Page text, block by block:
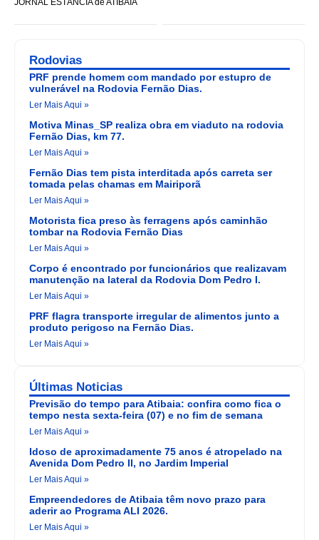
JORNAL ESTÂNCIA de ATIBAIA
Rodovias
PRF prende homem com mandado por estupro de
vulnerável na Rodovia Fernão Dias.
Ler Mais Aqui »
Motiva Minas_SP realiza obra em viaduto na rodovia
Fernão Dias, km 77.
Ler Mais Aqui »
Fernão Dias tem pista interditada após carreta ser
tomada pelas chamas em Mairiporã
Ler Mais Aqui »
Motorista fica preso às ferragens após caminhão
tombar na Rodovia Fernão Dias
Ler Mais Aqui »
Corpo é encontrado por funcionários que realizavam
manutenção na lateral da Rodovia Dom Pedro I.
Ler Mais Aqui »
PRF flagra transporte irregular de alimentos junto a
produto perigoso na Fernão Dias.
Ler Mais Aqui »
Últimas Noticias
Previsão do tempo para Atibaia: confira como fica o
tempo nesta sexta-feira (07) e no fim de semana
Ler Mais Aqui »
Idoso de aproximadamente 75 anos é atropelado na
Avenida Dom Pedro II, no Jardim Imperial
Ler Mais Aqui »
Empreendedores de Atibaia têm novo prazo para
aderir ao Programa ALI 2026.
Ler Mais Aqui »